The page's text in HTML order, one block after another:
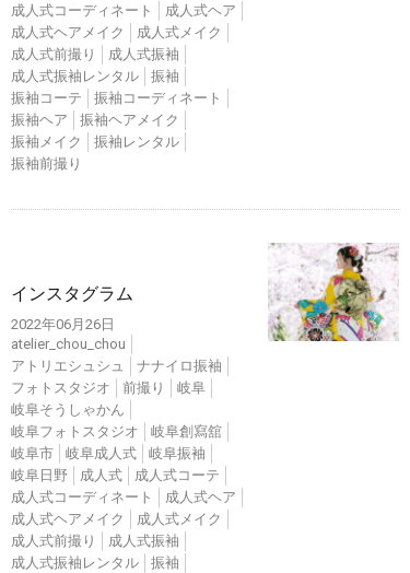
成人式コーディネート
成人式ヘア
成人式ヘアメイク
成人式メイク
成人式前撮り
成人式振袖
成人式振袖レンタル
振袖
振袖コーテ
振袖コーディネート
振袖ヘア
振袖ヘアメイク
振袖メイク
振袖レンタル
振袖前撮り
インスタグラム
2022年06月26日
atelier_chou_chou
アトリエシュシュ
ナナイロ振袖
フォトスタジオ
前撮り
岐阜
岐阜そうしゃかん
岐阜フォトスタジオ
岐阜創寫舘
岐阜市
岐阜成人式
岐阜振袖
岐阜日野
成人式
成人式コーテ
成人式コーディネート
成人式ヘア
成人式ヘアメイク
成人式メイク
成人式前撮り
成人式振袖
成人式振袖レンタル
振袖